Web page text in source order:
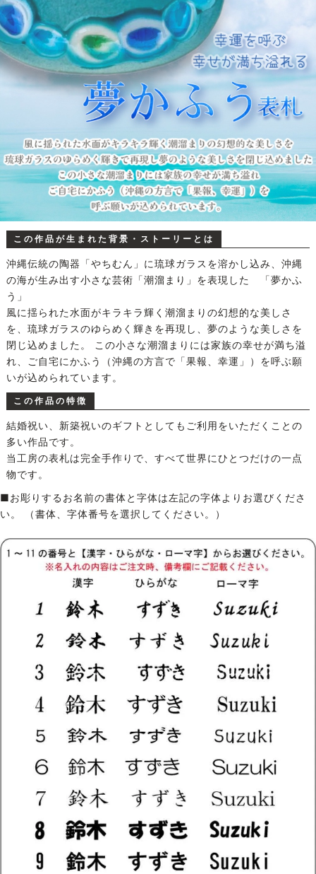
この作品が生まれた背景・ストーリーとは
沖縄伝統の陶器「やちむん」に琉球ガラスを溶かし込み、沖縄
の海が生み出す小さな芸術「潮溜まり」を表現した 「夢かふ
う」
風に揺られた水面がキラキラ輝く潮溜まりの幻想的な美しさ
を、琉球ガラスのゆらめく輝きを再現し、夢のような美しさを
閉じ込めました。 この小さな潮溜まりには家族の幸せが満ち溢
れ、ご自宅にかふう（沖縄の方言で「果報、幸運」）を呼ぶ願
いが込められています。
この作品の特徴
結婚祝い、新築祝いのギフトとしてもご利用をいただくことの
多い作品です。
当工房の表札は完全手作りで、すべて世界にひとつだけの一点
物です。
■お彫りするお名前の書体と字体は左記の字体よりお選びくださ
い。 （書体、字体番号を選択してください。）